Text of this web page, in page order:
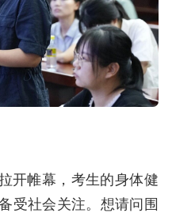
开帷幕，考生的身体健
受社会关注。想请问围